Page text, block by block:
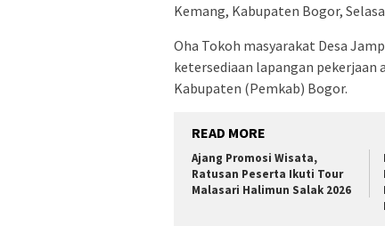
Kemang, Kabupaten Bogor,
Oha Tokoh masyarakat Desa
ketersediaan lapangan pekerjaan
Kabupaten (Pemkab) Bogor.
READ MORE
Ajang Promosi Wisata,
Ratusan Peserta Ikuti Tour
Malasari Halimun Salak 2026